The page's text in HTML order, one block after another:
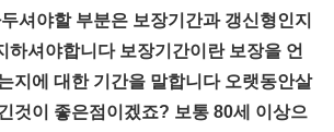
셔야할 부분은 보장기간과 갱신형인지
하셔야합니다 보장기간이란 보장을 언
지에 대한 기간을 말합니다 오랫동안살
것이 좋은점이겠죠? 보통 80세 이상으